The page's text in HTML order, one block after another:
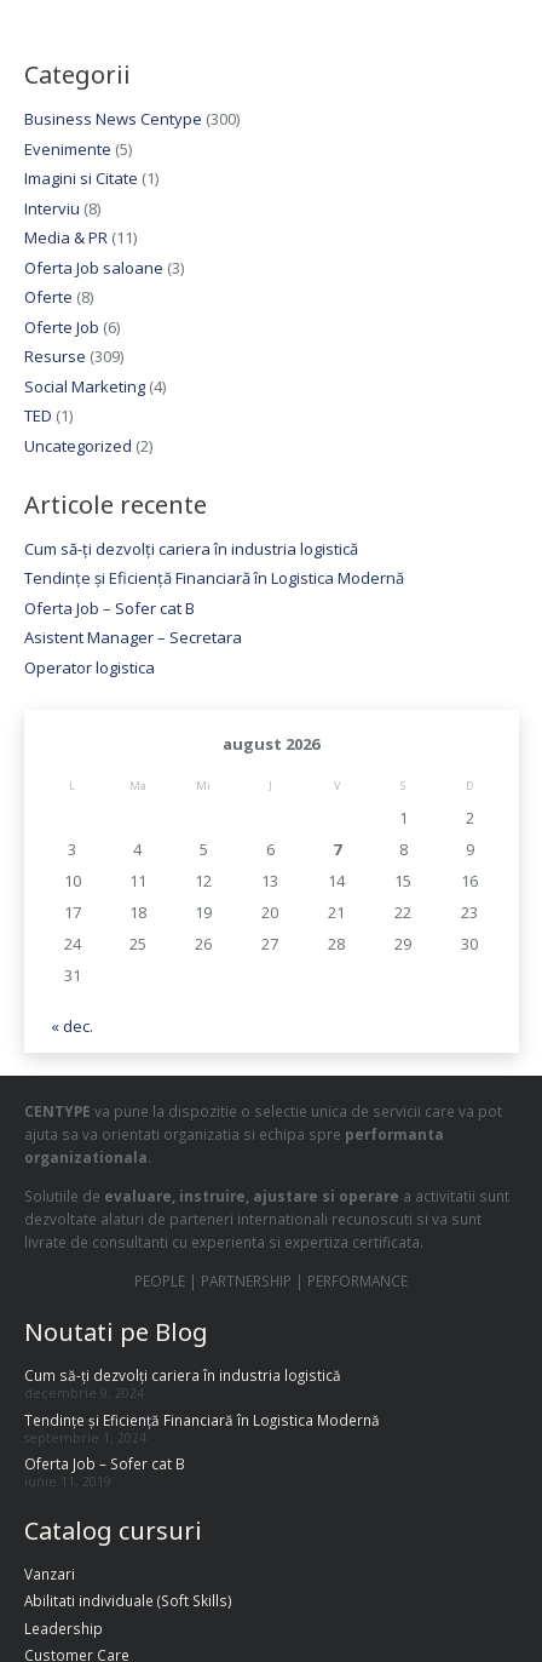
Categorii
Business News Centype (300)
Evenimente (5)
Imagini si Citate (1)
Interviu (8)
Media & PR(11)
Oferta Job saloane (3)
Oferte (8)
Oferte Job (6)
Resurse (309)
Social Marketing(4)
TED (1)
Uncategorized (2)
Articole recente
Cum să-ți dezvolți cariera în industria logistică
Tendințe și Eficiență Financiară în Logistica Modernă
Oferta Job – Sofer cat B
Asistent Manager – Secretara
Operator logistica
august 2026
L Ma Mi J V S D
1
2
3
4 5 6 7 8
9
10
11 12 13 14 15
16
17
18 19 20 21 22
23
24
25 26 27 28 29
30
31
« dec.
CENTYPE va pune la dispozitie o selectie unica de servicii care va pot
ajuta sa va orientati organizatia si echipa spre performanta
organizationala.
Solutiile de evaluare, instruire, ajustare si operare a activitatii sunt
dezvoltate alaturi de parteneri internationali recunoscuti si va sunt
livrate de consultanti cu experienta si expertiza certificata.
PEOPLE | PARTNERSHIP | PERFORMANCE
Noutati pe Blog
Cum să-ți dezvolți cariera în industria logistică
decembrie 9, 2024
Tendințe și Eficiență Financiară în Logistica Modernă
septembrie 1, 2024
Oferta Job – Sofer cat B
iunie 11, 2019
Catalog cursuri
Vanzari
Abilitati individuale (Soft Skills)
Leadership
Customer Care